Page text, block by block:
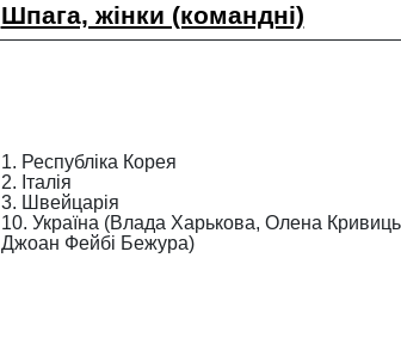
Шпага, жінки (командні)
1. Республіка Корея
2. Італія
3. Швейцарія
10. Україна (Влада Харькова, Олена
Джоан Фейбі Бежура)